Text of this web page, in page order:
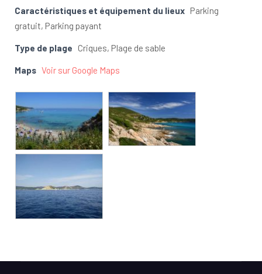
Caractéristiques et équipement du lieux Parking
gratuit, Parking payant
Type de plage Criques, Plage de sable
Maps Voir sur Google Maps